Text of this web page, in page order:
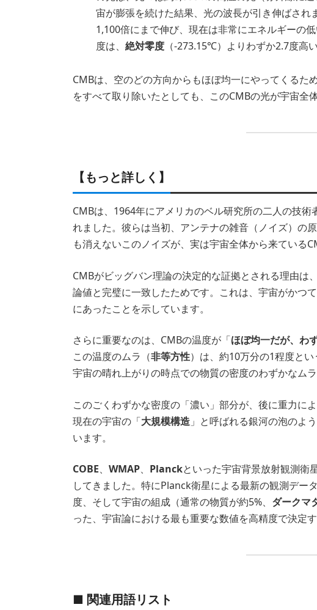
宙が膨張を続けた結果、光の波長が引き伸ばされ
1,100倍にまで伸び、現在は非常にエネルギーの
度は、 絶対零度（-273.15℃）よりわずか2.7度高
CMBは、空のどの方向からもほぼ均一にやってくるた
をすべて取り除いたとしても、このCMBの光が宇宙全
【もっと詳しく】
CMBは、1964年にアメリカのベル研究所の二人の技
れました。彼らは当初、アンテナの雑音（ノイズ）の
も消えないこのノイズが、実は宇宙全体から来ている
CMBがビッグバン理論の決定的な証拠とされる理由は
論値と完璧に一致したためです。これは、宇宙がかつ
にあったことを示しています。
さらに重要なのは、CMBの温度が「ほぼ均一だが、わ
この温度のムラ（非等方性）は、約10万分の1程度とい
宇宙の晴れ上がりの時点での物質の密度のわずかなムラ
このごくわずかな密度の「濃い」部分が、後に重力に
現在の宇宙の「大規模構造」と呼ばれる銀河の泡のよ
います。
COBE、 WMAP、 Planckといった宇宙背景放射観測衛
してきました。特にPlanck衛星による最新の観測デー
度、そして宇宙の組成（通常の物質が約5%、 ダークマ
った、宇宙論における最も重要な数値を高精度で決定
■ 関連用語リスト